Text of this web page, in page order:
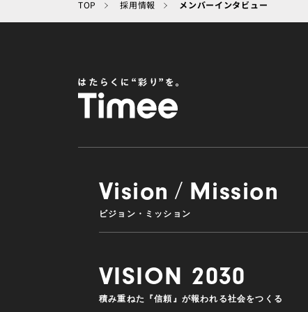
TOP 採用情報 メンバーインタビュー
Vision / Mission
ビジョン・ミッション
VISION 2030
積み重ねた『信頼』が報われる社会をつくる